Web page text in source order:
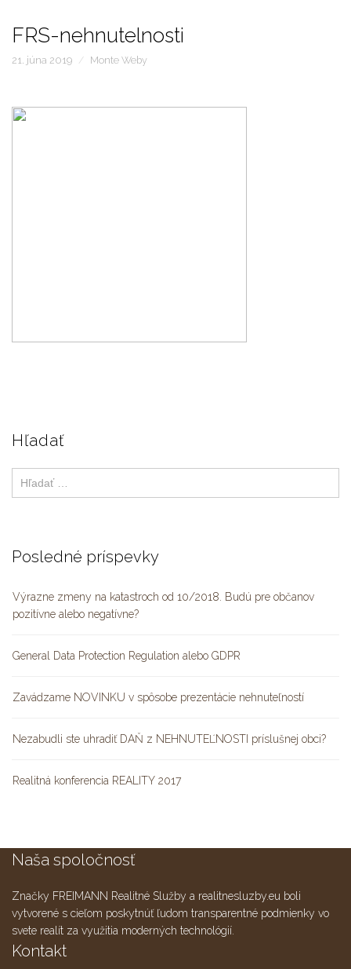
FRS-nehnutelnosti
21. júna 2019 Monte Weby
Hľadať
Posledné príspevky
Výrazne zmeny na katastroch od 10/2018. Budú pre občanov
pozitívne alebo negatívne?
General Data Protection Regulation alebo GDPR
Zavádzame NOVINKU v spôsobe prezentácie nehnuteľností
Nezabudli ste uhradiť DAŇ z NEHNUTEĽNOSTI príslušnej obci?
Realitná konferencia REALITY 2017
Naša spoločnosť
Značky FREIMANN Realitné Služby a realitnesluzby.eu boli
vytvorené s cieľom poskytnúť ľudom transparentné podmienky vo
svete realít za využitia moderných technológií.
Kontakt